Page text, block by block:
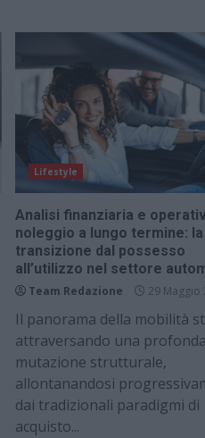
Lifestyle
Analisi finanziaria e
noleggio a lungo termine: la
transizione dal possesso
all’utilizzo nel settore
Team Redazione 29 Maggio
Il panorama della mobilità
attraversando una profonda
mutazione strutturale,
allontanandosi
dai tradizionali paradigmi di
acquisto...